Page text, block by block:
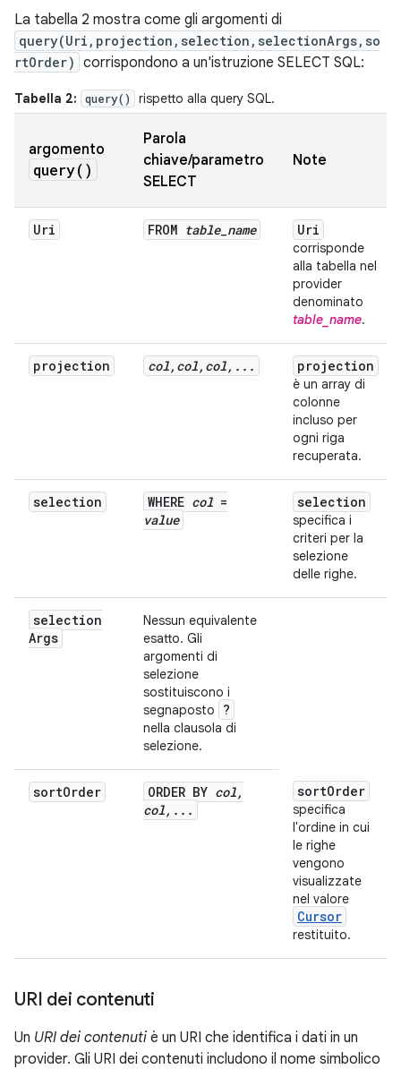
La tabella 2 mostra come gli argomenti di
query(Uri,projection,selection,selectionArgs,so
rtOrder) corrispondono a un'istruzione SELECT SQL:
Tabella 2: query() rispetto alla query SQL.
argomento
query()
Parola
chiave/parametro
SELECT
Note
Uri FROM table_ name Uri
corrisponde
alla tabella nel
provider
denominato
table_name.
projection col, col, col, . . . projection
è un array di
colonne
incluso per
ogni riga
recuperata.
selection WHERE col =
value
selection
specifica i
criteri per la
selezione
delle righe.
selection
Args
Nessun equivalente
esatto. Gli
argomenti di
selezione
sostituiscono i
segnaposto
?
nella clausola di
selezione.
sortOrder ORDER BY col,
col, . . .
sortOrder
specifica
l'ordine in cui
le righe
vengono
visualizzate
nel valore
Cursor
restituito.
URI dei contenuti
Un URI dei contenuti è un URI che identifica i dati in un
provider. Gli URI dei contenuti includono il nome simbolico